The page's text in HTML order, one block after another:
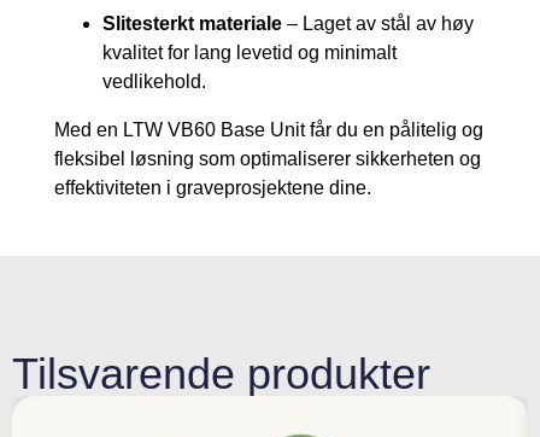
Slitesterkt materiale – Laget av stål av høy
kvalitet for lang levetid og minimalt
vedlikehold.
Med en LTW VB60 Base Unit får du en pålitelig og
fleksibel løsning som optimaliserer sikkerheten og
effektiviteten i graveprosjektene dine.
Tilsvarende produkter